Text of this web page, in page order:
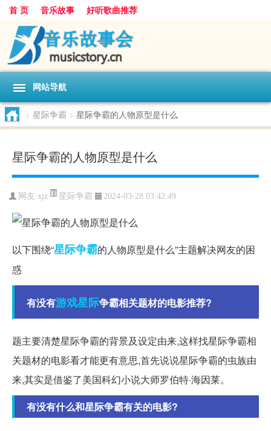
首 页 音乐故事 好听歌曲推荐
网站导航
> 星际争霸 > 星际争霸的人物原型是什么
星际争霸的人物原型是什么
网友:xjz 星际争霸 2024-03-28 03:42:49
以下围绕“星际争霸的人物原型是什么”主题解决网友的困
惑
有没有游戏星际争霸相关题材的电影推荐?
题主要清楚星际争霸的背景及设定由来,这样找星际争霸相
关题材的电影看才能更有意思,首先说说星际争霸的虫族由
来,其实是借鉴了美国科幻小说大师罗伯特·海因莱。
有没有什么和星际争霸有关的电影?